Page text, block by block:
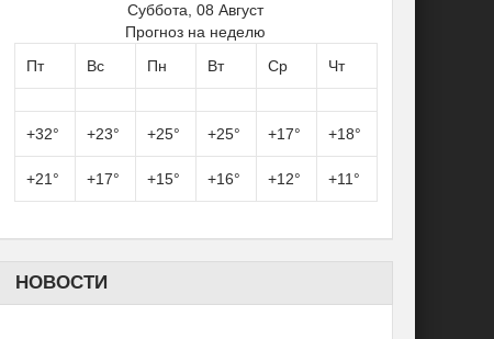
Суббота, 08 Август
Прогноз на неделю
Пт
Вс Пн Вт Ср Чт
+32° +23° +25° +25° +17° +18°
+21° +17° +15° +16° +12° +11°
НОВОСТИ